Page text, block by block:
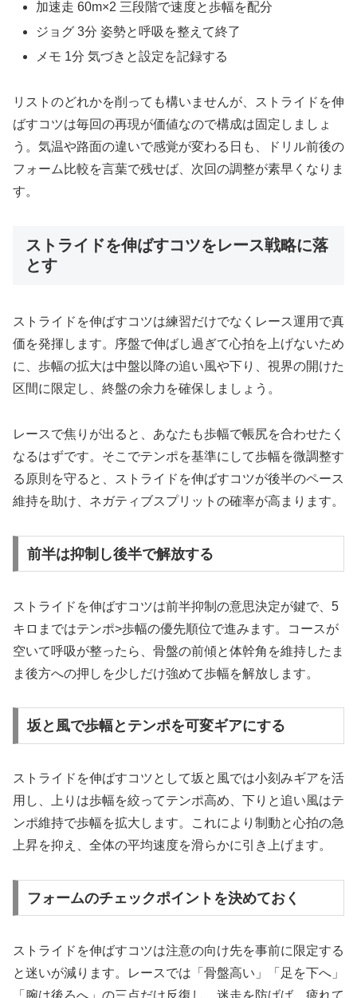
加速走 60m×2 三段階で速度と歩幅を配分
ジョグ 3分 姿勢と呼吸を整えて終了
メモ 1分 気づきと設定を記録する
リストのどれかを削っても構いませんが、ストライドを伸
ばすコツは毎回の再現が価値なので構成は固定しましょ
う。気温や路面の違いで感覚が変わる日も、ドリル前後の
フォーム比較を言葉で残せば、次回の調整が素早くなりま
す。
ストライドを伸ばすコツをレース戦略に落
とす
ストライドを伸ばすコツは練習だけでなくレース運用で真
価を発揮します。序盤で伸ばし過ぎて心拍を上げないため
に、歩幅の拡大は中盤以降の追い風や下り、視界の開けた
区間に限定し、終盤の余力を確保しましょう。
レースで焦りが出ると、あなたも歩幅で帳尻を合わせたく
なるはずです。そこでテンポを基準にして歩幅を微調整す
る原則を守ると、ストライドを伸ばすコツが後半のペース
維持を助け、ネガティブスプリットの確率が高まります。
前半は抑制し後半で解放する
ストライドを伸ばすコツは前半抑制の意思決定が鍵で、5
キロまではテンポ>歩幅の優先順位で進みます。コースが
空いて呼吸が整ったら、骨盤の前傾と体幹角を維持したま
ま後方への押しを少しだけ強めて歩幅を解放します。
坂と風で歩幅とテンポを可変ギアにする
ストライドを伸ばすコツとして坂と風では小刻みギアを活
用し、上りは歩幅を絞ってテンポ高め、下りと追い風はテ
ンポ維持で歩幅を拡大します。これにより制動と心拍の急
上昇を抑え、全体の平均速度を滑らかに引き上げます。
フォームのチェックポイントを決めておく
ストライドを伸ばすコツは注意の向け先を事前に限定する
と迷いが減ります。レースでは「骨盤高い」「足を下へ」
「腕は後ろへ」の三点だけ反復し、迷走を防げば、疲れて